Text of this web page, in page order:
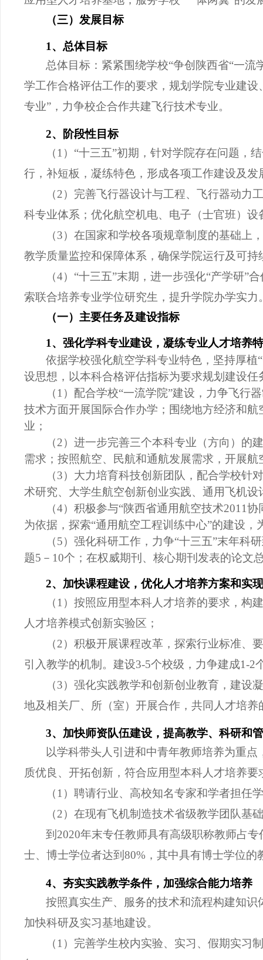
（三）发展目标
1、总体目标
总体目标：紧紧围绕学校“争创陕西省“一流
学工作合格评估工作的要求，规划学院专业建
专业”，力争校企合作共建飞行技术专业。
2、阶段性目标
（1）“十三五”初期，针对学院存在问题，
行，补短板，凝练特色，形成各项工作建设及
（2）完善飞行器设计与工程、飞行器动力
科专业体系；优化航空机电、电子（士官班）
（3）在国家和学校各项规章制度的基础上
教学质量监控和保障体系，确保学院运行及可持
（4）“十三五”末期，进一步强化“产学研”合
索联合培养专业学位研究生，提升学院办学实力
（一）主要任务及建设指标
1、强化学科专业建设，凝练专业人才培养
依据学校强化航空学科专业特色，坚持厚植
设思想，以本科合格评估指标为要求规划建设任
（1）配合学校“一流学院”建设，力争飞行
技术方面开展国际合作办学；围绕地方经济和
业；
（2）进一步完善三个本科专业（方向）的
需求；按照航空、民航和通航发展需求，开展
（3）大力培育科技创新团队，配合学校针
术研究、大学生航空创新创业实践、通用飞机设
（4）积极参与“陕西省通用航空技术2011
为依据，探索“通用航空工程训练中心”的建设
（5）强化科研工作，力争“十三五”末年科
题5－10个；在权威期刊、核心期刊发表的论文
2、加快课程建设，优化人才培养方案和实现
（1）按照应用型本科人才培养的要求，构
人才培养模式创新实验区；
（2）积极开展课程改革，探索行业标准、
引入教学的机制。建设3-5个校级，力争建成1-2
（3）强化实践教学和创新创业教育，建设
地及相关厂、所（室）开展合作，共同人才培养
3、加快师资队伍建设，提高教学、科研和
以学科带头人引进和中青年教师培养为重
质优良、开拓创新，符合应用型本科人才培养
（1）聘请行业、高校知名专家和学者担任
（2）在现有飞机制造技术省级教学团队基
到 2020年末专任教师具有高级职称教师占
士、博士学位者达到 80%，其中具有博士学位的
4、夯实实践教学条件，加强综合能力培养
按照真实生产、服务的技术和流程构建知
加快科研及实习基地建设。
（1）完善学生校内实验、实习、假期实习